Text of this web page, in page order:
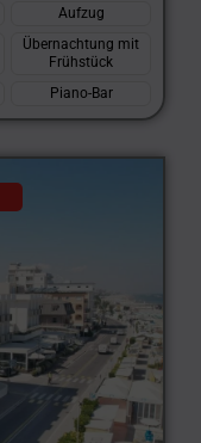
Aufzug
Übernachtung mit
Frühstück
Piano-Bar